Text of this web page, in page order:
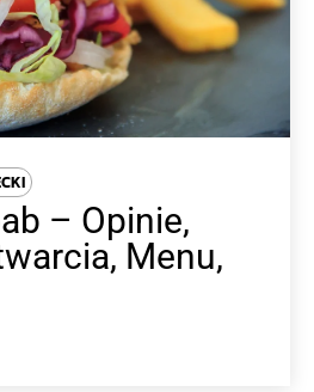
– Opinie,
Menu,